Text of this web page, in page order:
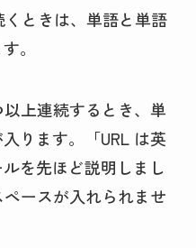
くときは、単語と単語
。
上連続するとき、単
ります。「URL は英
を先ほど説明しまし
ースが入れられませ